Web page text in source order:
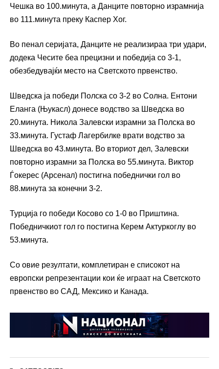
Чешка во 100.минута, а Данците повторно израмнија
во 111.минута преку Каспер Хог.
Во пенал серијата, Данците не реализираа три удари,
додека Чесите беа прецизни и победија со 3-1,
обезбедувајќи место на Светското првенство.
Шведска ја победи Полска со 3-2 во Солна. Ентони
Еланга (Њукасл) донесе водство за Шведска во
20.минута. Никола Залевски израмни за Полска во
33.минута. Густаф Лагербилке врати водство за
Шведска во 43.минута. Во вториот дел, Залевски
повторно израмни за Полска во 55.минута. Виктор
Ѓокерес (Арсенал) постигна победнички гол во
88.минута за конечни 3-2.
Турција го победи Косово со 1-0 во Приштина.
Победничкиот гол го постигна Керем Актуркоглу во
53.минута.
Со овие резултати, комплетиран е списокот на
европски репрезентации кои ќе играат на Светското
првенство во САД, Мексико и Канада.